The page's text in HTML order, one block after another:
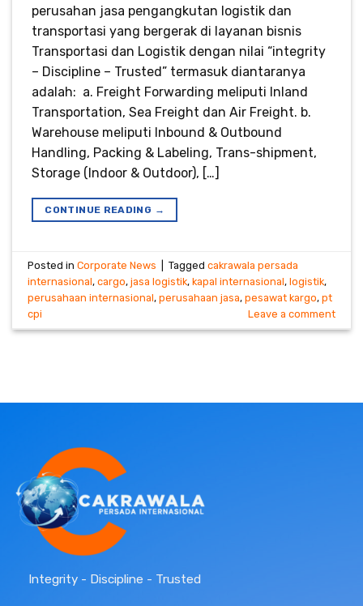
perusahan jasa pengangkutan logistik dan
transportasi yang bergerak di layanan bisnis
Transportasi dan Logistik dengan nilai “integrity
– Discipline – Trusted” termasuk diantaranya
adalah: a. Freight Forwarding meliputi Inland
Transportation, Sea Freight dan Air Freight. b.
Warehouse meliputi Inbound & Outbound
Handling, Packing & Labeling, Trans-shipment,
Storage (Indoor & Outdoor), […]
CONTINUE READING →
Posted inCorporate News Taggedcakrawala persada
internasional,cargo,jasa logistik,kapal internasional,logistik,
perusahaan internasional,perusahaan jasa,pesawat kargo,pt
cpi
Leave a comment
Integrity - Discipline - Trusted